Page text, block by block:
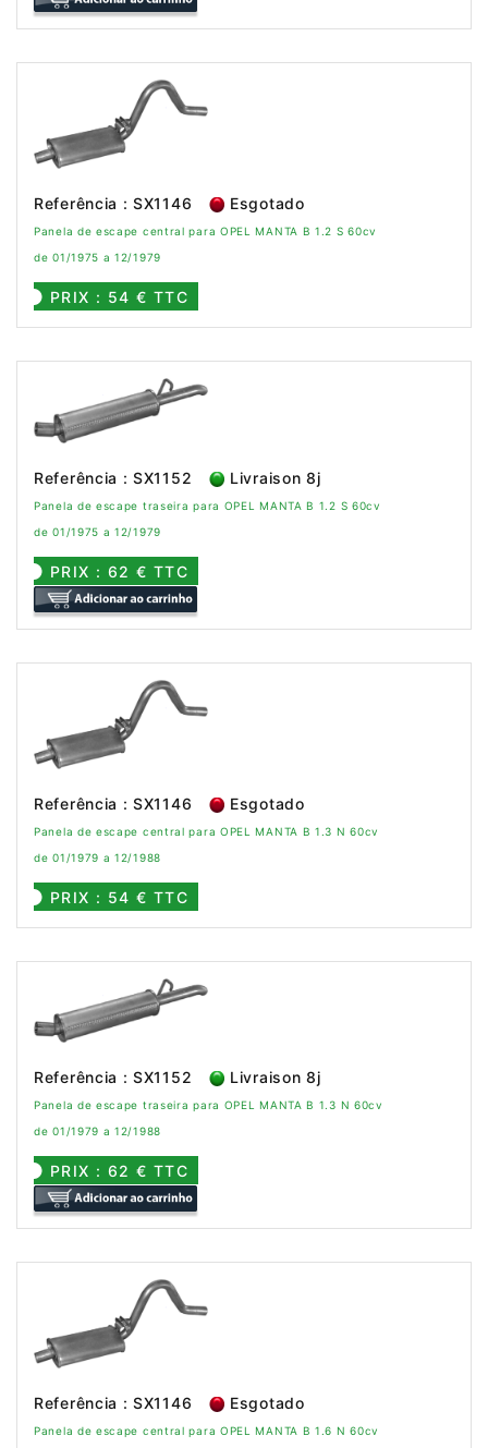
Referência : SX1146 Esgotado
Panela de escape central para OPEL MANTA B 1.2 S 60cv
de 01/1975 a 12/1979
PRIX : 54 € TTC
Referência : SX1152 Livraison 8j
Panela de escape traseira para OPEL MANTA B 1.2 S 60cv
de 01/1975 a 12/1979
PRIX : 62 € TTC
Referência : SX1146 Esgotado
Panela de escape central para OPEL MANTA B 1.3 N 60cv
de 01/1979 a 12/1988
PRIX : 54 € TTC
Referência : SX1152 Livraison 8j
Panela de escape traseira para OPEL MANTA B 1.3 N 60cv
de 01/1979 a 12/1988
PRIX : 62 € TTC
Referência : SX1146 Esgotado
Panela de escape central para OPEL MANTA B 1.6 N 60cv